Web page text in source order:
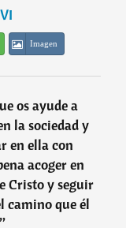
Imagen
os ayude a
la sociedad y
en ella con
acoger en
Cristo y seguir
camino que él